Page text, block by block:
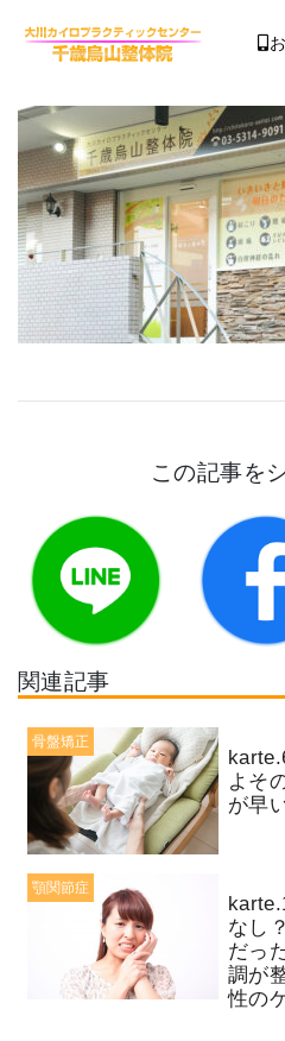
この記事を
関連記事
骨盤矯正
よそ
が早
顎関節症
なし
だっ
調が
性の